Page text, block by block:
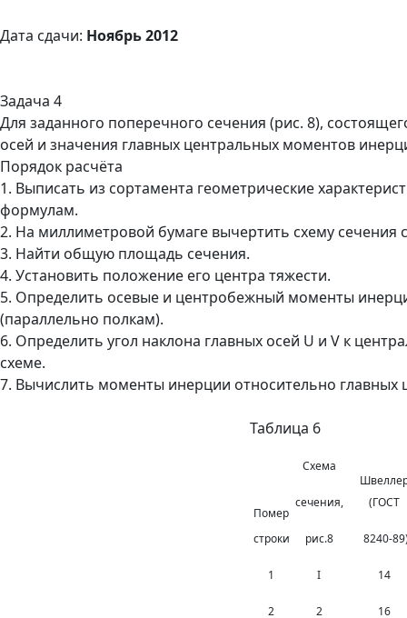
Дата сдачи: Ноябрь 2012
Задача 4
Для заданного поперечного сечения (рис. 8),
осей и значения главных центральных моментов
Порядок расчёта
1. Выписать из сортамента геометрические
формулам.
2. На миллиметровой бумаге вычертить схему
3. Найти общую площадь сечения.
4. Установить положение его центра тяжести.
5. Определить осевые и центробежный моменты
(параллельно полкам).
6. Определить угол наклона главных осей U и V к
схеме.
7. Вычислить моменты инерции относительно
Таблица 6
Помер
строки
Схема
сечения,
рис.8
(ГОСТ
8240-
1 I 14
2 2 16